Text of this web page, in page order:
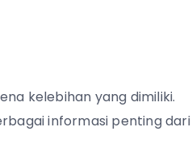
kelebihan yang dimiliki.
informasi penting dari